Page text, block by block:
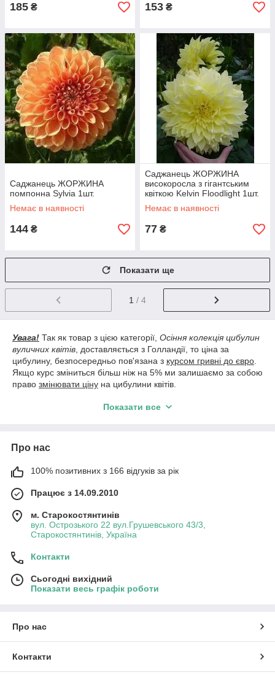
185 ₴ 153 ₴
Саджанець ЖОРЖИНА
помпонна Sylvia 1шт.
Немає в наявності
144 ₴
Саджанець ЖОРЖИНА
високоросла з гігантським
квіткою Kelvin Floodlight 1шт.
Немає в наявності
77 ₴
Показати ще
1 / 4
Увага! Так як товар з цією категорії, Осіння колекція цибулин
вуличних квітів , доставляється з Голландії, то ціна за
цибулину, безпосередньо пов'язана з курсом гривні до євро
Якщо курс зміниться більш ніж на 5% ми залишаємо за собою
право змінювати ціну на цибулини квітів.
половині серпня, та буде відправлений тим, у першу чергу,
подальшому, у випадку зміни курсу євро, на момент
Показати все
Про нас
100% позитивних з 166 відгуків за рік
Працює з 14.09.2010
м. Старокостянтинів
вул. Острозького 22 вул.Грушевського 43/3,
Старокостянтинів, Україна
Контакти
Сьогодні вихідний
Показати весь графік роботи
Про нас
Контакти